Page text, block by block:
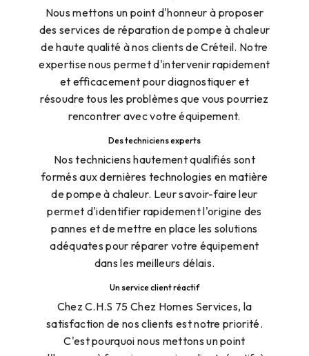
Nous mettons un point d'honneur à proposer
des services de réparation de pompe à chaleur
de haute qualité à nos clients de Créteil. Notre
expertise nous permet d'intervenir rapidement
et efficacement pour diagnostiquer et
résoudre tous les problèmes que vous pourriez
rencontrer avec votre équipement.
Des techniciens experts
Nos techniciens hautement qualifiés sont
formés aux dernières technologies en matière
de pompe à chaleur. Leur savoir-faire leur
permet d'identifier rapidement l'origine des
pannes et de mettre en place les solutions
adéquates pour réparer votre équipement
dans les meilleurs délais.
Un service client réactif
Chez C.H.S 75 Chez Homes Services, la
satisfaction de nos clients est notre priorité.
C'est pourquoi nous mettons un point